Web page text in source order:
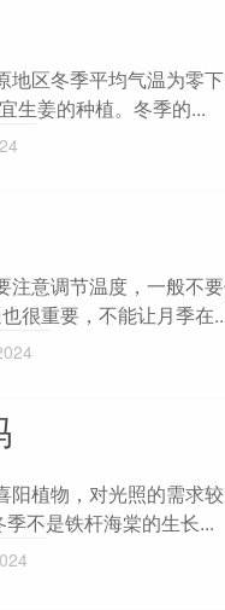
区冬季平均气温为零
生姜的种植。冬季的...
注意调节温度，一般不
很重要，不能让月季在
植物，对光照的需求
不是铁杆海棠的生长...